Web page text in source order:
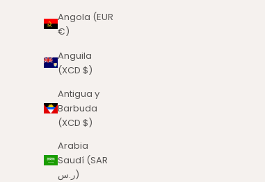
Angola (EUR
€)
Anguila
(XCD $)
Antigua y
Barbuda
(XCD $)
Arabia
Saudí (SAR
ر.س)